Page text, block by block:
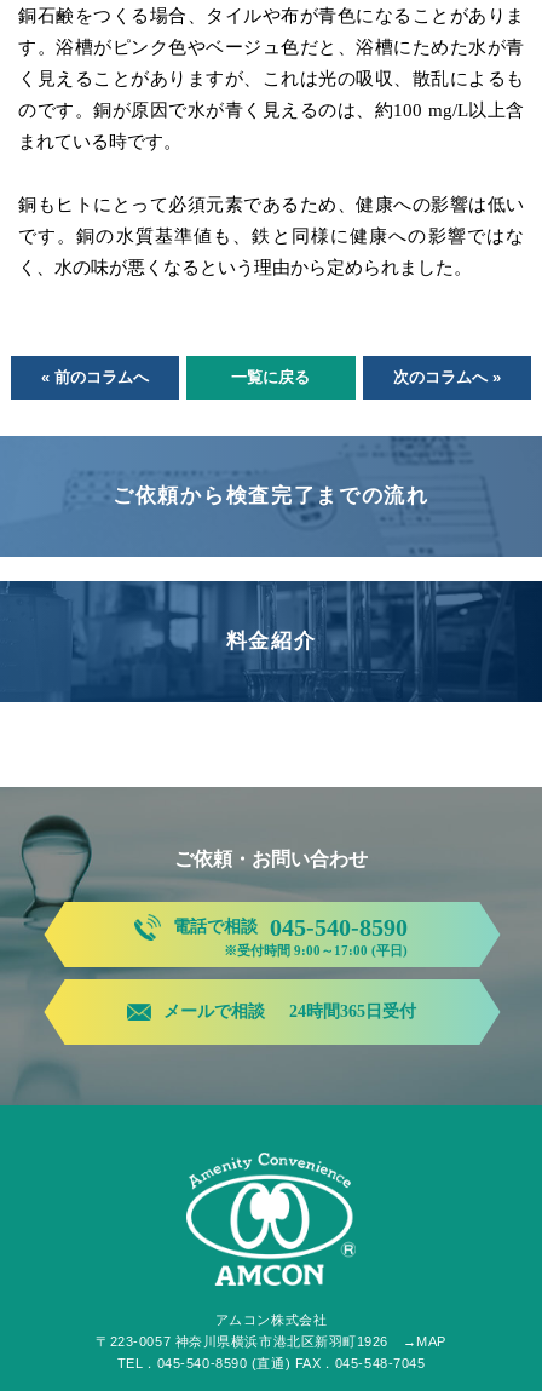
銅石鹸をつくる場合、タイルや布が青色になることがありま
す。浴槽がピンク色やベージュ色だと、浴槽にためた水が青
く見えることがありますが、これは光の吸収、散乱によるも
のです。銅が原因で水が青く見えるのは、約100 mg/L以上含
まれている時です。
銅もヒトにとって必須元素であるため、健康への影響は低い
です。銅の水質基準値も、鉄と同様に健康への影響ではな
く、水の味が悪くなるという理由から定められました。
« 前のコラムへ 一覧に戻る 次のコラムへ »
ご依頼から検査完了までの流れ
料金紹介
ご依頼・お問い合わせ
電話で相談 045-540-8590
※受付時間 9:00～17:00 (平日)
メールで相談 24時間365日受付
アムコン株式会社
〒223-0057 神奈川県横浜市港北区新羽町1926
→MAP
TEL．045-540-8590 (直通) FAX．045-548-7045